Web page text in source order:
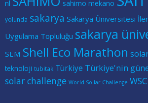
nl sahimo mekano
yolunda sakarya Sakarya Üniversitesi
Uygulama Topluluğu sakarya
SEM Shell Eco Marathon
teknoloji tubitak Türkiye Türkiye'nin
solar challenge World Sollar Challenge WSC